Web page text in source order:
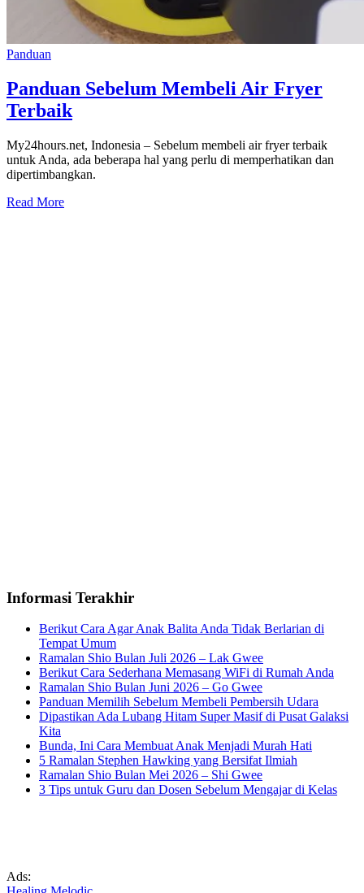
Panduan
Panduan Sebelum Membeli Air Fryer
Terbaik
My24hours.net, Indonesia – Sebelum membeli air fryer terbaik
untuk Anda, ada beberapa hal yang perlu di memperhatikan dan
dipertimbangkan.
Read More
Informasi Terakhir
Berikut Cara Agar Anak Balita Anda Tidak Berlarian di
Tempat Umum
Ramalan Shio Bulan Juli 2026 – Lak Gwee
Berikut Cara Sederhana Memasang WiFi di Rumah Anda
Ramalan Shio Bulan Juni 2026 – Go Gwee
Panduan Memilih Sebelum Membeli Pembersih Udara
Dipastikan Ada Lubang Hitam Super Masif di Pusat Galaksi
Kita
Bunda, Ini Cara Membuat Anak Menjadi Murah Hati
5 Ramalan Stephen Hawking yang Bersifat Ilmiah
Ramalan Shio Bulan Mei 2026 – Shi Gwee
3 Tips untuk Guru dan Dosen Sebelum Mengajar di Kelas
Ads: